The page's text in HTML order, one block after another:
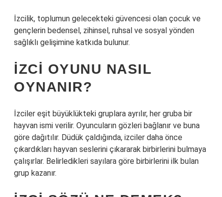
İzcilik, toplumun gelecekteki güvencesi olan çocuk ve
gençlerin bedensel, zihinsel, ruhsal ve sosyal yönden
sağlıklı gelişimine katkıda bulunur.
İZCI OYUNU NASIL
OYNANIR?
İzciler eşit büyüklükteki gruplara ayrılır, her gruba bir
hayvan ismi verilir. Oyuncuların gözleri bağlanır ve buna
göre dağıtılır. Düdük çaldığında, izciler daha önce
çıkardıkları hayvan seslerini çıkararak birbirlerini bulmaya
çalışırlar. Belirledikleri sayılara göre birbirlerini ilk bulan
grup kazanır.